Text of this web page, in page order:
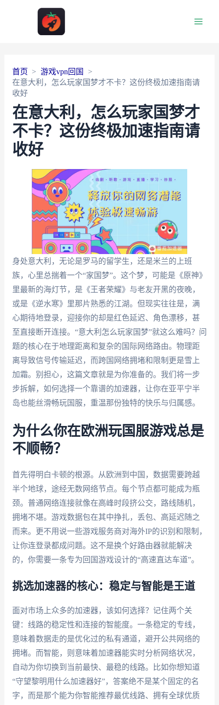
首页
游戏vpn回国
在意大利，怎么玩家国梦才不卡？这份终极加速指南请
收好
在意大利，怎么玩家国梦才
不卡？这份终极加速指南请
收好
身处意大利，无论是罗马的留学生，还是米兰的上班
族，心里总揣着一个“家国梦”。这个梦，可能是《原神》
里最新的海灯节，是《王者荣耀》与老友开黑的夜晚，
或是《逆水寒》里那片熟悉的江湖。但现实往往是，满
心期待地登录，迎接你的却是红色延迟、角色漂移，甚
至直接断开连接。“意大利怎么玩家国梦”就这么难吗？问
题的核心在于地理距离和复杂的国际网络路由。物理距
离导致信号传输延迟，而跨国网络拥堵和限制更是雪上
加霜。别担心，这篇文章就是为你准备的。我们将一步
步拆解，如何选择一个靠谱的加速器，让你在亚平宁半
岛也能丝滑畅玩国服，重温那份独特的快乐与归属感。
为什么你在欧洲玩国服游戏总是
不顺畅？
首先得明白卡顿的根源。从欧洲到中国，数据需要跨越
半个地球，途经无数网络节点。每个节点都可能成为瓶
颈。普通网络连接就像在高峰时段挤公交，路线随机，
拥堵不堪。游戏数据包在其中挣扎，丢包、高延迟随之
而来。更不用说一些游戏服务商对海外IP的识别和限制，
让你连登录都成问题。这不是换个好路由器就能解决
的，你需要一条专为回国游戏设计的“高速直达车道”。
挑选加速器的核心：稳定与智能是王道
面对市场上众多的加速器，该如何选择？记住两个关
键：线路的稳定性和连接的智能度。一条稳定的专线，
意味着数据走的是优化过的私有通道，避开公共网络的
拥堵。而智能，则意味着加速器能实时分析网络状况，
自动为你切换到当前最快、最稳的线路。比如你想知道
“守望黎明用什么加速器好”，答案绝不是某个固定的名
字，而是那个能为你智能推荐最优线路、拥有全球优质